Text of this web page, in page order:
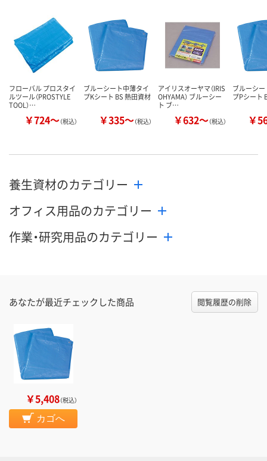
カゴへ カゴへ カ
フローバル プロスタイ
ルツール（PROSTYLE
TOOL）…
￥724～（税込）
ブルーシート中薄タイ
プKシート BS 熱田資材
￥335～（税込）
アイリスオーヤマ（IRIS
OHYAMA） ブルーシー
ト ブ…
￥632～（税込）
ブルーシ
プPシート
￥
養生資材のカテゴリー
オフィス用品のカテゴリー
作業・研究用品のカテゴリー
あなたが最近チェックした商品 閲覧履歴の削除
￥5,408（税込）
カゴへ